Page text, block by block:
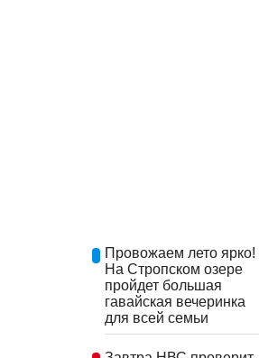
Провожаем лето ярко!
На Стропском озере
пройдет большая
гавайская вечеринка
для всей семьи